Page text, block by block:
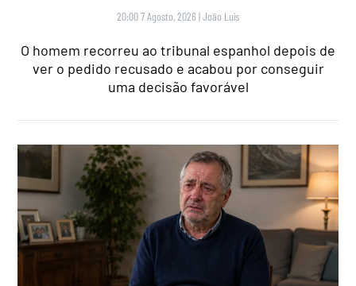
20:00 7 Agosto, 2026 |João Luís
O homem recorreu ao tribunal espanhol depois de
ver o pedido recusado e acabou por conseguir
uma decisão favorável